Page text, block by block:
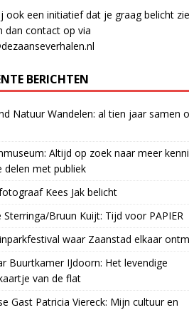
ook een initiatief dat je graag belicht
dan contact op via
BERICHTEN
Natuur Wandelen: al tien jaar samen
Altijd op zoek naar meer
delen met publiek
Kees Jak belicht
Sterringa/Bruun Kuijt: Tijd voor PAPIER
waar Zaanstad elkaar
Buurtkamer IJdoorn: Het levendige
van de flat
Gast Patricia Viereck: Mijn cultuur en